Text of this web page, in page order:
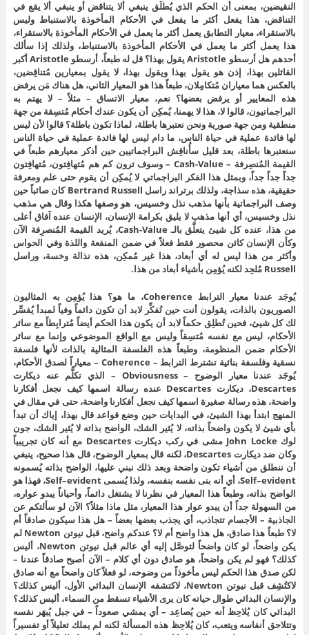
النقيضين، بمعنى أن الحكم الذي يُطلَق ينبغي ألا يتناقض أو ينبغي ألا يقع في
التناقض، هذا يفعل أكثر ما يفعل في الأحكام المأخوذة بالاستنباط وليس
بالاستقراء، معيار التطابق يعمل أكثر ما يعمل في الأحكام المأخوذة بالاستقراء،
هذا يعمل أكثر ما يعمل في الأحكام المأخوذة بالاستنباط، ولذلك إذا سألك
أحدهم هل أرسطو Aristotle يقول بهذا؟ قل له طبعاً، أرسطو Aristotle أكبر
القائلين بهذا، إذن هو يقول بهذا ويقول بهذا، لا يقول بمعيارين مُتناقِضين،
بالعكس هما معياران مُتكامِلان، طبعاً هذا هو المعيار الثاني، هل هناك مَن يرفض
هذه المعايير أو يرفض بعضها؟ نعم، معيار الاتساق – مثلاً – لا يهتم به
البراجماتيون، قالوا لا، هذا لا يهمنا، يُمكِن أن يكون عندك أحكام مُتسِقة من جهة
منطقية ومن جهة صورية ونحن نعتبرها باطلة، لماذا تكون باطلة؟ قالوا لأن ليس
لها فائدة عملية في حياة الناس، ما دام ليس لها فائدة عملية في حياة الناس
سنعتبرها باطلة، بعد قليل سأُناقِش البراجماتيين حين أذكر معيارهم طبعاً في
القيمة المُنصِرفة – Cash-Value – وسوف ترون كم هم مُتهافِتون، مُتهافِتون
جداً جداً جداً، وبمثل هذا الفكر البراجماتي لا يُمكِن أن يقوم حتى علم ومعرفة
حقيقية، هذه سذاجة، ولذلك برتراند راسل Bertrand Russell كان صائباً حين
وصف البراجماتية بأنها مذهب نذل وخسيس، هو وصفها هكذا وقال هي مذهب
نذل وخسيس، أي أنها مذهب لا يليق بكرامة الإنسان، الإنسان عنده آفاق أعلى
من هذا، عنده كل شيئ يتعلَّق بالـ Cash-Value، يُريد القيمة المُنصرِفة الآن
وكأن الإنسان كائن محصور فقط فعلاً في ضمن المنفعة واللذة وفي الحواس
وأكثر من هذا ليس له أي أبعاد، هذا غير مُمكِن، هذه نذالة وخسة، وراسل
Russell مُلحِد لكنه يُؤمِن بأشياء أبعاد من هذا.
يُوجَد عندنا معيار الترابط Coherence، ما هو؟ هذا يُؤمِن به المثاليون
الصوريون بالذات، يقولون أنت حين تُفكِّر لابد أن تكون دائماً وفياً لمبدأ يُفسِّر
لك كل شيئ، فحين تُطلِق حكماً لابد أن يكون هذا الحكم أيضاً مُترابِطاً مع سائر
الأحكام، ليس مع نفسه مُتسِقاً وليس مع الواقع الموضوعي وإنما مع سائر
الأحكام ضمن المنظومة، وطبعاً هذه الفلسفة المثالية بالذات لأنها فلسفة
نسقية وفلسفة بنائية تشترط الترابط – Coherence – معياراً لصدق الأحكام،
يُوجَد عندنا معيار الوضوح – Obviousness – الذي تكلَّم عنه ديكارت
Descartes، ديكارت Descartes عنده رسالة اسمها كيف نجعل أفكارنا
واضحة، هذه رسالة صغيرة اسمها كيف نجعل أفكارنا واضحة، حتى في مقال في
المنهج ابتدأ بهذا الشيئ، في البدايات حين وضع قواعد قال بهذا، إياك أن تبدأ
بأي شيئ لا يكون واضحاً بذاته، لا يُثير الشك، الواضح بذاته لا يُثير الشك، جون
لوك John Locke مشى في ركب ديكارت Descartes مع أنه كان تجريبياً
وكان ضد ديكارت Descartes، لكنه قال بمعيار الوضوح، قال هذا صحيح، ينبغي
أن ننطلق من أشياء تكون واضحة وبعد ذلك نبني عليها، الواضح بذاته يُسمونه
Self–evident، أي أنه بنى نفسه بنفسه، ولذا يُسمى Self–evident، فهذا هو
الواضح بذاته، وطبعاً هذا المعيار في نظرنا لا يشتغل دائماً، وأحياناً يبدو عواره،
من السهولة جداً أن يبدو عوار هذا المعيار، مثل ماذا مثلاً؟ الآن لو سألتكم عن
الجاذبية – الأجسام تتجاذب، أي يجذب بعضها بعضاً – هل هذا سيكون صادقاً أم
لا؟ طبعاً هذا صادق، هل هذا واضح أم لا؟ عندكم واضح، قبل نيوتن Newton لم
يكن واضحاً، لو كان واضحاً لتوصَّل إليه أي عالم قبل نيوتن Newton، أليس
كذلك؟ فهو لم يكن واضحاً، هو صادق دون أي كلام – الآن أصبح صادقاً عندنا –
لكن صدق هذا الحكم ليس مأخوذاً من وضوحه، لو فعلاً كان واضحاً مع أنه صادق
لاكتُشِف قبل نيوتن Newton، لاكتشفه الإنسان البدائي الأول، أليس كذلك؟
والإنسان البدائي طوال حياته كان يرى الأشياء تسقط من السماء، أليس كذلك؟
البدائي كان يُلاحِظ أنه حين يُصاعِد – أي يمشي صعوداً – في جبل يُبهَر نفسه
وتتلاحق أنفاسه ويتعب، كان يُلاحِظ هذه المسألة لكنه لم يملك تعليلاً أو تفسيراً